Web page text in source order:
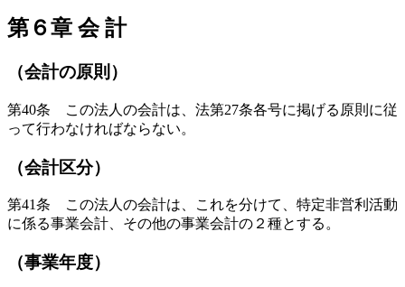
第６章 会 計
（会計の原則）
第40条 この法人の会計は、法第27条各号に掲げる原則に従
って行わなければならない。
（会計区分）
第41条 この法人の会計は、これを分けて、特定非営利活動
に係る事業会計、その他の事業会計の２種とする。
（事業年度）